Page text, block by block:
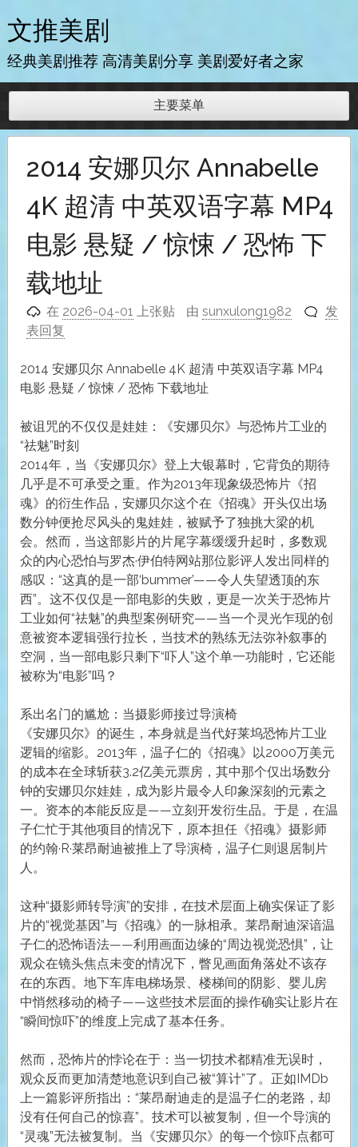
至
内
文推美剧
经典美剧推荐 高清美剧分享 美剧爱好者之家
主要菜单
2014 安娜贝尔 Annabelle
4K 超清 中英双语字幕 MP4
电影 悬疑 / 惊悚 / 恐怖 下
载地址
在 2026-04-01 上张贴 由sunxulong1982
发
表回复
2014 安娜贝尔 Annabelle 4K 超清 中英双语字幕 MP4
电影 悬疑 / 惊悚 / 恐怖 下载地址
被诅咒的不仅仅是娃娃：《安娜贝尔》与恐怖片工业的
“祛魅”时刻
2014年，当《安娜贝尔》登上大银幕时，它背负的期待
几乎是不可承受之重。作为2013年现象级恐怖片《招
魂》的衍生作品，安娜贝尔这个在《招魂》开头仅出场
数分钟便抢尽风头的鬼娃娃，被赋予了独挑大梁的机
会。然而，当这部影片的片尾字幕缓缓升起时，多数观
众的内心恐怕与罗杰·伊伯特网站那位影评人发出同样的
感叹：“这真的是一部‘bummer’——令人失望透顶的东
西”。这不仅仅是一部电影的失败，更是一次关于恐怖片
工业如何“祛魅”的典型案例研究——当一个灵光乍现的创
意被资本逻辑强行拉长，当技术的熟练无法弥补叙事的
空洞，当一部电影只剩下“吓人”这个单一功能时，它还能
被称为“电影”吗？
系出名门的尴尬：当摄影师接过导演椅
《安娜贝尔》的诞生，本身就是当代好莱坞恐怖片工业
逻辑的缩影。2013年，温子仁的《招魂》以2000万美元
的成本在全球斩获3.2亿美元票房，其中那个仅出场数分
钟的安娜贝尔娃娃，成为影片最令人印象深刻的元素之
一。资本的本能反应是——立刻开发衍生品。于是，在温
子仁忙于其他项目的情况下，原本担任《招魂》摄影师
的约翰·R·莱昂耐迪被推上了导演椅，温子仁则退居制片
人。
这种“摄影师转导演”的安排，在技术层面上确实保证了影
片的“视觉基因”与《招魂》的一脉相承。莱昂耐迪深谙温
子仁的恐怖语法——利用画面边缘的“周边视觉恐惧”，让
观众在镜头焦点未变的情况下，瞥见画面角落处不该存
在的东西。地下车库电梯场景、楼梯间的阴影、婴儿房
中悄然移动的椅子——这些技术层面的操作确实让影片在
“瞬间惊吓”的维度上完成了基本任务。
然而，恐怖片的悖论在于：当一切技术都精准无误时，
观众反而更加清楚地意识到自己被“算计”了。正如IMDb
上一篇影评所指出：“莱昂耐迪走的是温子仁的老路，却
没有任何自己的惊喜”。技术可以被复制，但一个导演的
“灵魂”无法被复制。当《安娜贝尔》的每一个惊吓点都可